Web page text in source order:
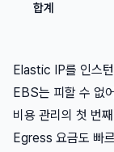
합계
Elastic IP를 인스
EBS는 피할 수 없
비용 관리의 첫 번
Egress 요금도 빠